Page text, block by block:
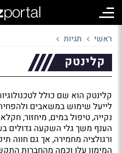
ראשי תגיות
קלינטק
קלינטק הוא שם כולל
לייעל שימוש במשאבים
נקייה, טיפול במים, מיחזור,
הענף משך גלי השקעה גדולים
ורגולציה מחמירה, אך גם חווה
המימון עלו וכמה מהחברות